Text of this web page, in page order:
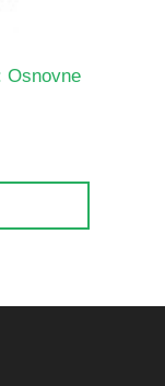
Osnovne